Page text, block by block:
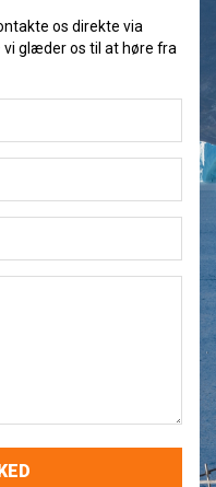
os direkte via
vi glæder os til at høre fra